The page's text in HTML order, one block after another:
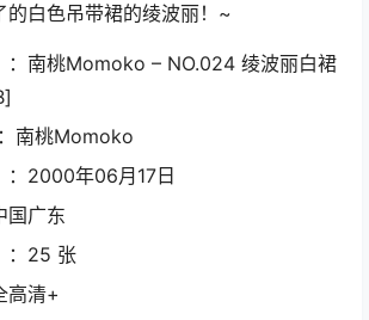
的白色吊带裙的绫波丽！~
：南桃Momoko – NO.024 绫波丽白裙
：南桃Momoko
：2000年06月17日
国广东
：25 张
高清+